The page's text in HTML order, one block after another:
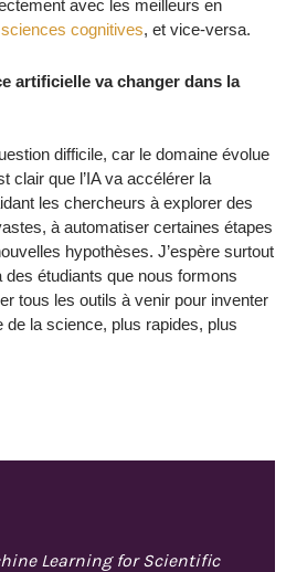
avec les meilleurs en
sciences cognitives, et vice-versa.
artificielle va changer dans la
difficile, car le domaine évolue
clair que l’IA va accélérer la
les chercheurs à explorer des
à automatiser certaines étapes
hypothèses. J’espère surtout
étudiants que nous formons
tous les outils à venir pour inventer
la science, plus rapides, plus
Learning for Scientific